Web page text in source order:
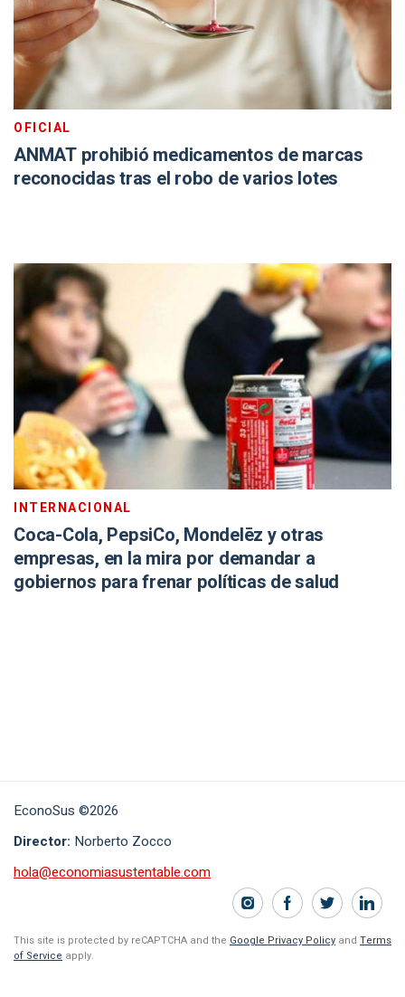
OFICIAL
ANMAT prohibió medicamentos de marcas
reconocidas tras el robo de varios lotes
INTERNACIONAL
Coca-Cola, PepsiCo, Mondelēz y otras
empresas, en la mira por demandar a
gobiernos para frenar políticas de salud
EconoSus ©2026
Director: Norberto Zocco
hola@economiasustentable.com
This site is protected by reCAPTCHA and the Google Privacy Policy and Terms
of Service apply.